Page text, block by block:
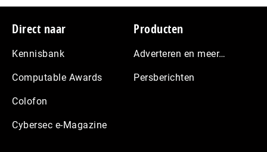
Footer
Direct naar
Kennisbank
Computable Awards
Colofon
Cybersec e-Magazine
Producten
Adverteren en meer…
Persberichten